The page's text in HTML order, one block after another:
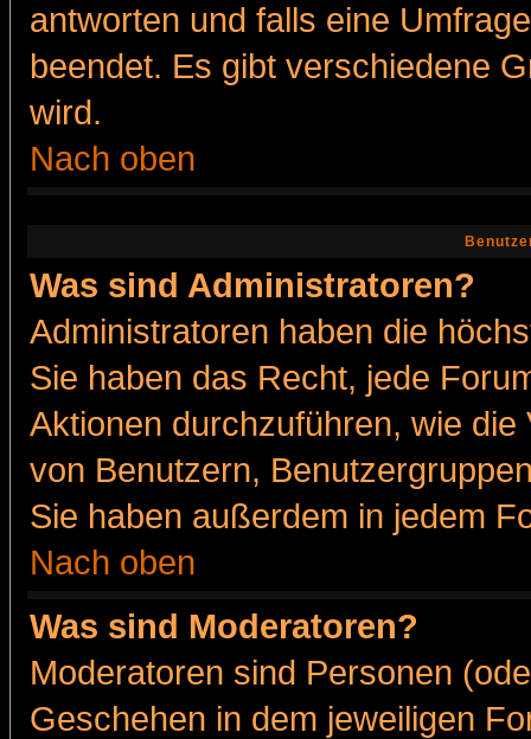
antworten und falls eine
beendet. Es gibt verschiedene
wird.
Nach oben
Was sind Administratoren?
Administratoren haben die
Sie haben das Recht, jede
Aktionen durchzuführen, wie
von Benutzern,
Sie haben außerdem in jedem
Nach oben
Was sind Moderatoren?
Moderatoren sind Personen
Geschehen in dem jeweiligen